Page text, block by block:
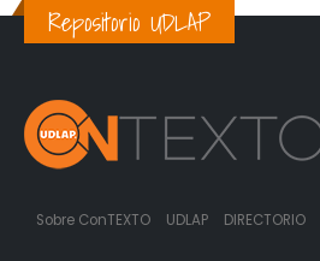
Repositorio UDLAP
Sobre ConTEXTO UDLAP DIRECTORIO